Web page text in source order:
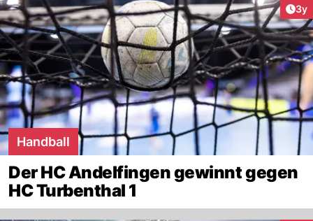
3y
Handball
Der HC Andelfingen gewinnt gegen
HC Turbenthal 1